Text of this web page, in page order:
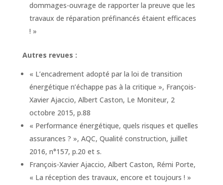
dommages-ouvrage de rapporter la preuve que les
travaux de réparation préfinancés étaient efficaces
! »
Autres revues :
« L’encadrement adopté par la loi de transition
énergétique n’échappe pas à la critique », François-
Xavier Ajaccio, Albert Caston, Le Moniteur, 2
octobre 2015, p.88
« Performance énergétique, quels risques et quelles
assurances ? », AQC, Qualité construction, juillet
2016, n°157, p.20 et s.
François-Xavier Ajaccio, Albert Caston, Rémi Porte,
« La réception des travaux, encore et toujours ! »